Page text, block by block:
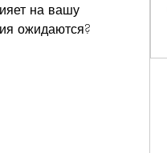
на вашу
ожидаются?